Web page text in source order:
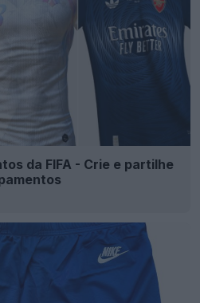
da FIFA - Crie e partilhe